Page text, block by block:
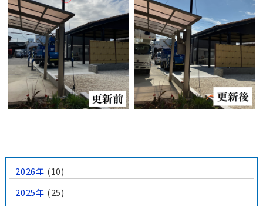
2026年 (10)
2025年 (25)